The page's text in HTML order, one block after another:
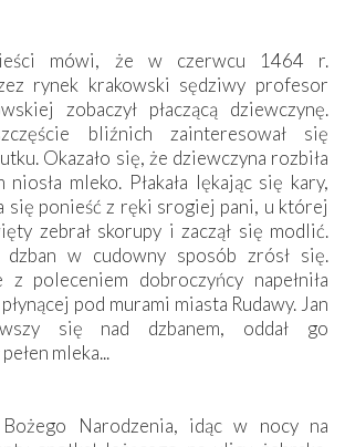
mówi, że w czerwcu 1464 r.
rynek krakowski sędziwy profesor
zobaczył płaczącą dziewczynę.
bliźnich zainteresował się
Okazało się, że dziewczyna rozbiła
mleko. Płakała lękając się kary,
się ponieść z ręki srogiej pani, u której
zebrał skorupy i zaczął się modlić.
dzban w cudowny sposób zrósł się.
z poleceniem dobroczyńcy napełniła
pod murami miasta Rudawy. Jan
się nad dzbanem, oddał go
mleka...
Narodzenia, idąc w nocy na